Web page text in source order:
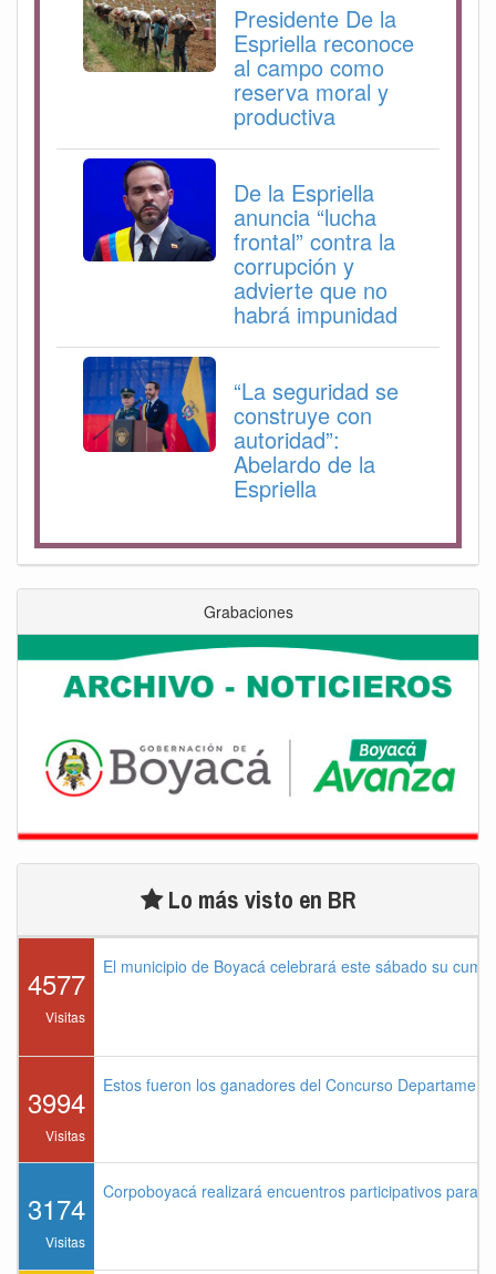
Presidente De la
Espriella reconoce
al campo como
reserva moral y
productiva
De la Espriella
anuncia “lucha
frontal” contra la
corrupción y
advierte que no
habrá impunidad
“La seguridad se
construye con
autoridad”:
Abelardo de la
Espriella
Grabaciones
Lo más visto en BR
4577
Visitas
El municipio de Boyacá celebrará este sábado su
3994
Visitas
Estos fueron los ganadores del Concurso
3174
Visitas
Corpoboyacá realizará encuentros participativos para